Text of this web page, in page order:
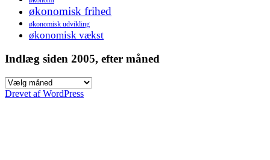
økonomisk frihed
økonomisk udvikling
økonomisk vækst
Indlæg siden 2005, efter måned
Indlæg
siden
Drevet af WordPress